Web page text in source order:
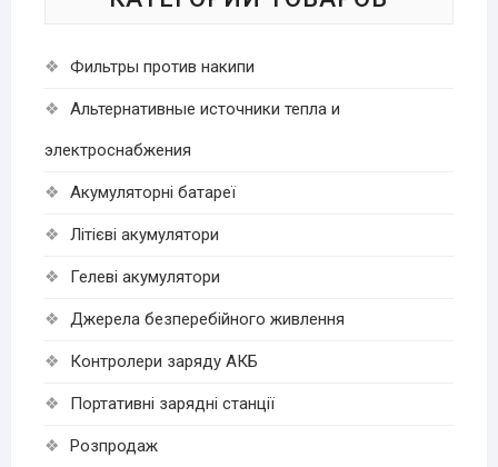
Фильтры против накипи
Альтернативные источники тепла и
электроснабжения
Акумуляторні батареї
Літієві акумулятори
Гелеві акумулятори
Джерела безперебійного живлення
Контролери заряду АКБ
Портативні зарядні станції
Розпродаж